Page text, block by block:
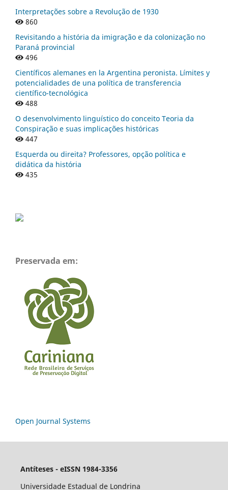
Interpretações sobre a Revolução de 1930
860
Revisitando a história da imigração e da colonização no
Paraná provincial
496
Científicos alemanes en la Argentina peronista. Límites y
potencialidades de una política de transferencia
científico-tecnológica
488
O desenvolvimento linguístico do conceito Teoria da
Conspiração e suas implicações históricas
447
Esquerda ou direita? Professores, opção política e
didática da história
435
Preservada em:
Open Journal Systems
Antíteses - eISSN 1984-3356
Universidade Estadual de Londrina